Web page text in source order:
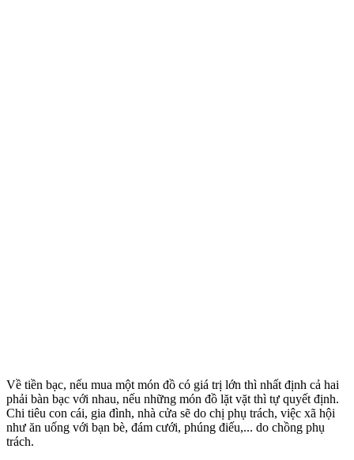
Về tiền bạc, nếu mua một món đồ có giá trị lớn thì nhất định cả hai
phải bàn bạc với nhau, nếu những món đồ lặt vặt thì tự quyết định.
Chi tiêu con cái, gia đình, nhà cửa sẽ do chị phụ trách, việc xã hội
như ăn uống với bạn bè, đám cưới, phúng điếu,... do chồng phụ
trách.